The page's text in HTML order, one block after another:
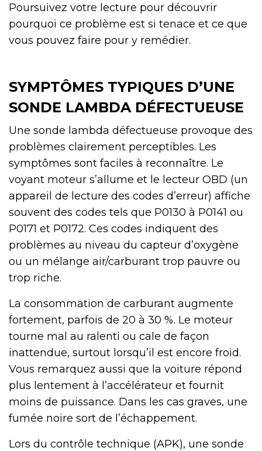
Poursuivez votre lecture pour découvrir
pourquoi ce problème est si tenace et ce que
vous pouvez faire pour y remédier.
SYMPTÔMES TYPIQUES D’UNE
SONDE LAMBDA DÉFECTUEUSE
Une sonde lambda défectueuse provoque des
problèmes clairement perceptibles. Les
symptômes sont faciles à reconnaître. Le
voyant moteur s’allume et le lecteur OBD (un
appareil de lecture des codes d’erreur) affiche
souvent des codes tels que P0130 à P0141 ou
P0171 et P0172. Ces codes indiquent des
problèmes au niveau du capteur d’oxygène
ou un mélange air/carburant trop pauvre ou
trop riche.
La consommation de carburant augmente
fortement, parfois de 20 à 30 %. Le moteur
tourne mal au ralenti ou cale de façon
inattendue, surtout lorsqu’il est encore froid.
Vous remarquez aussi que la voiture répond
plus lentement à l’accélérateur et fournit
moins de puissance. Dans les cas graves, une
fumée noire sort de l’échappement.
Lors du contrôle technique (APK), une sonde